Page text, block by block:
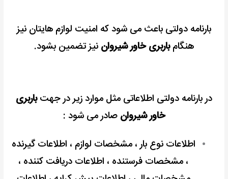
بارنامه دولتی باعث می شود که امنیت لوازم هایتان نیز
هنگامباربری خاور شیروان نیز تضمین بشود.
در بارنامه دولتی اطلاعاتی مثل موارد زیر در جهتباربری
خاور شیروان صادر می شود :
اطلاعات نوع بار ، مشخصات لوازم ، اطلاعات گیرنده
، مشخصات فرستنده ، اطلاعات دریافت کننده ،